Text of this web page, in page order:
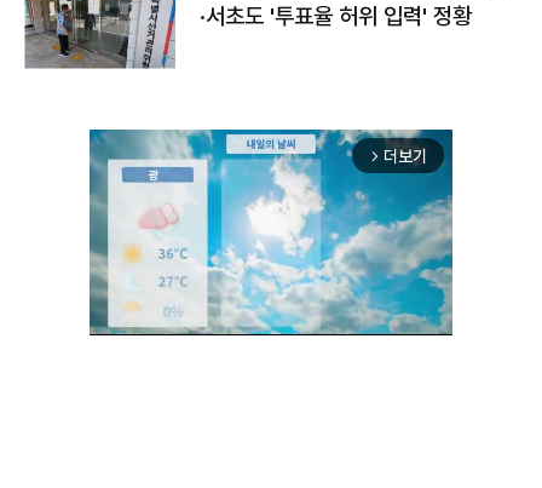
·서초도 '투표율 허위 입력' 정황
arrow_forward_ios 더보기